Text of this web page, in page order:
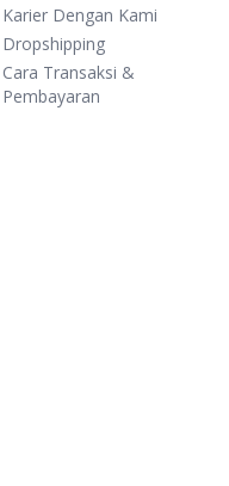
Karier Dengan Kami
Dropshipping
Cara Transaksi &
Pembayaran